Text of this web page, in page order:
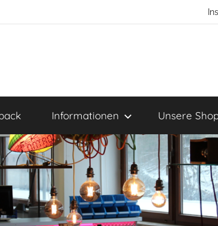
Informationen Unsere